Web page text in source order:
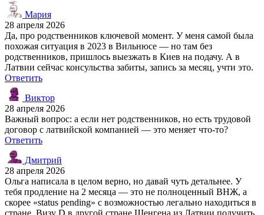
Мария
28 апреля 2026
Да, про родственников ключевой момент. У меня самой была
похожая ситуация в 2023 в Вильнюсе — но там без
родственников, пришлось выезжать в Киев на подачу. А в
Латвии сейчас консульства забиты, запись за месяц, учти это.
Ответить
Виктор
28 апреля 2026
Важный вопрос: а если нет родственников, но есть трудовой
договор с латвийской компанией — это меняет что-то?
Ответить
Дмитрий
28 апреля 2026
Ольга написала в целом верно, но давай чуть детальнее. У
тебя продление на 2 месяца — это не полноценный ВНЖ, а
скорее «status pending» с возможностью легально находиться в
стране. Визу D в другой стране Шенгена из Латвии получить